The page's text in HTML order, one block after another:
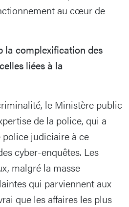
au cœur de
la complexification des
liées à la
le Ministère public
de la police, qui a
judiciaire à ce
cyber-enquêtes. Les
malgré la masse
qui parviennent aux
que les affaires les plus